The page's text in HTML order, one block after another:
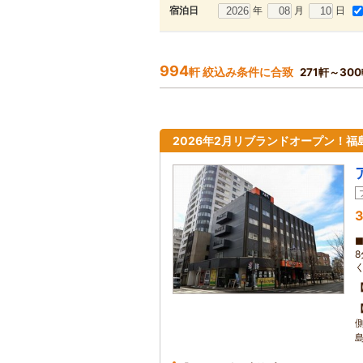
宿泊日 年 月 日
994軒 絞込み条件に合致 271軒～300
2026年2月リブランドオープン！
8